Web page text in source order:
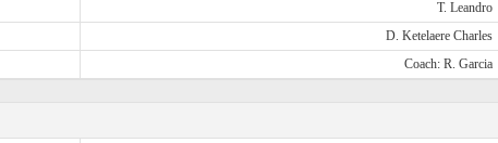
T. Leandro
D. Ketelaere Charles
Coach: R. Garcia